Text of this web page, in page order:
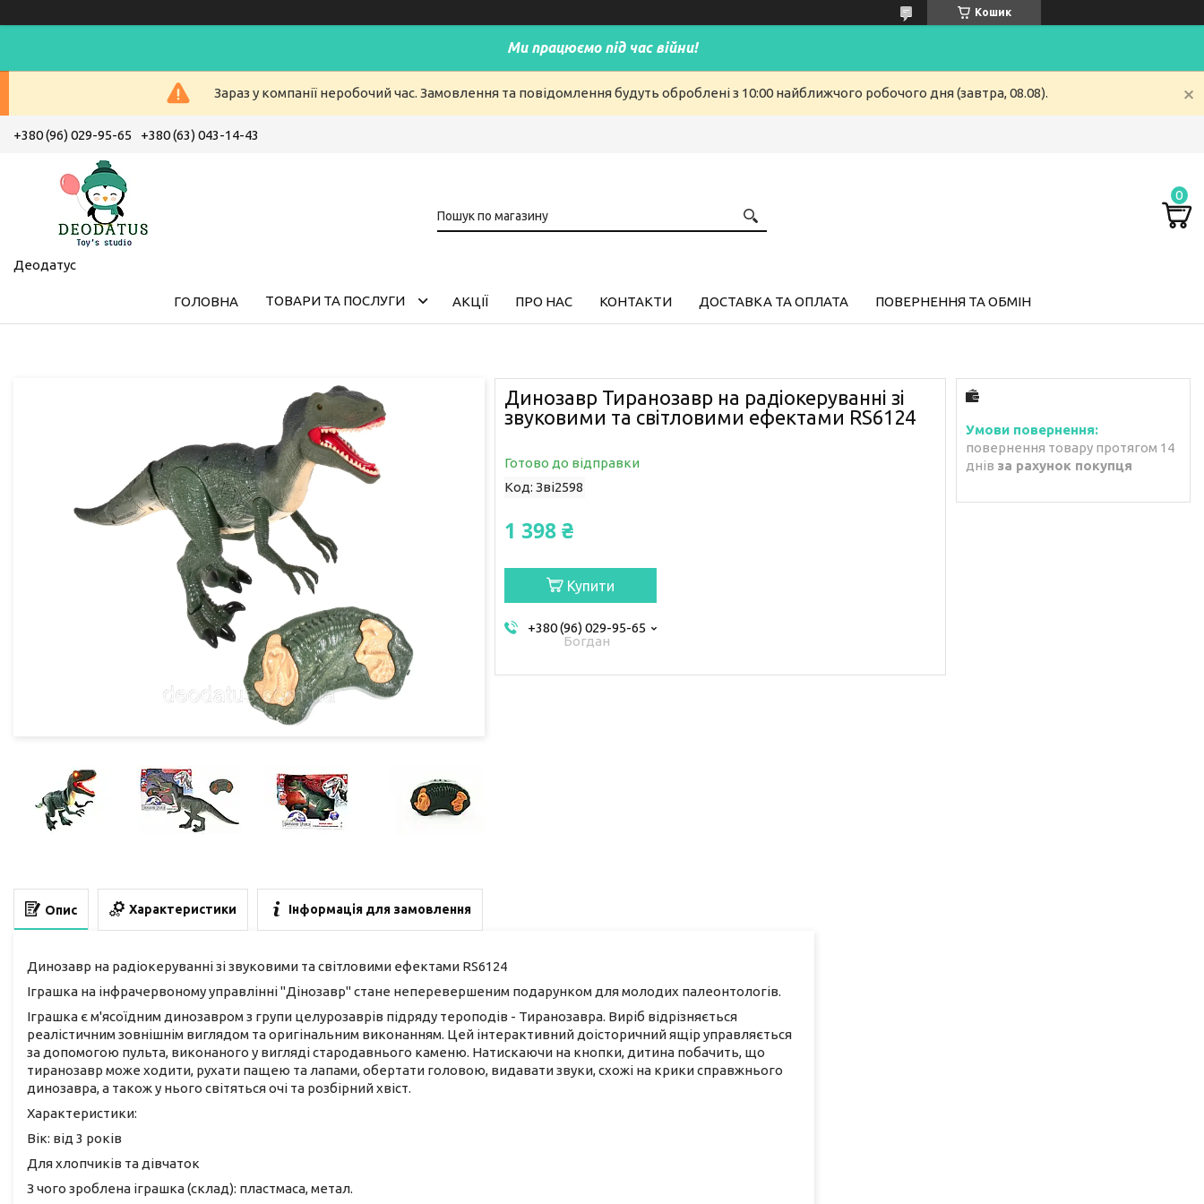
Кошик
Ми працюємо під час війни!
Зараз у компанії неробочий час. Замовлення та повідомлення будуть оброблені з 10:00 найближчого робочого дня (завтра, 08.08).
+380 (96) 029-95-65 +380 (63) 043-14-43
Деодатус
ГОЛОВНА ТОВАРИ ТА ПОСЛУГИ АКЦІЇ ПРО НАС КОНТАКТИ ДОСТАВКА ТА ОПЛАТА ПОВЕРНЕННЯ ТА ОБМІН
Динозавр Тиранозавр на радіокеруванні зі
звуковими та світловими ефектами RS6124
Готово до відправки
Код: Зві2598
1 398 ₴
Купити
+380 (96) 029-95-65
Богдан
повернення товару протягом 14
днів за рахунок покупця
Опис Характеристики Інформація для замовлення
Динозавр на радіокеруванні зі звуковими та світловими ефектами RS6124
Іграшка на інфрачервоному управлінні "Дінозавр" стане неперевершеним подарунком для молодих палеонтологів.
Іграшка є м'ясоїдним динозавром з групи целурозаврів підряду тероподів - Тиранозавра. Виріб відрізняється
реалістичним зовнішнім виглядом та оригінальним виконанням. Цей інтерактивний доісторичний ящір управляється
за допомогою пульта, виконаного у вигляді стародавнього каменю. Натискаючи на кнопки, дитина побачить, що
тиранозавр може ходити, рухати пащею та лапами, обертати головою, видавати звуки, схожі на крики справжнього
динозавра, а також у нього світяться очі та розбірний хвіст.
Характеристики:
Вік: від 3 років
Для хлопчиків та дівчаток
З чого зроблена іграшка (склад): пластмаса, метал.